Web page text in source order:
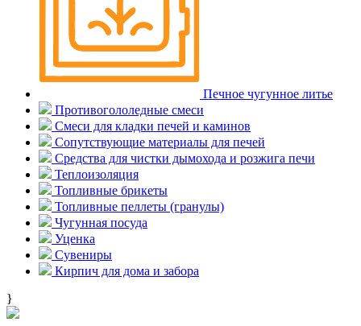
Печное чугунное литье
Противогололедные смеси
Смеси для кладки печей и каминов
Сопутствующие материалы для печей
Средства для чистки дымохода и розжига печи
Теплоизоляция
Топливные брикеты
Топливные пеллеты (гранулы)
Чугунная посуда
Уценка
Сувениры
Кирпич для дома и забора
}